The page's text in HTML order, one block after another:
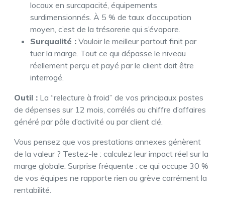
locaux en surcapacité, équipements
surdimensionnés. À 5 % de taux d’occupation
moyen, c’est de la trésorerie qui s’évapore.
Surqualité : Vouloir le meilleur partout finit par
tuer la marge. Tout ce qui dépasse le niveau
réellement perçu et payé par le client doit être
interrogé.
Outil : La “relecture à froid” de vos principaux postes
de dépenses sur 12 mois, corrélés au chiffre d’affaires
généré par pôle d’activité ou par client clé.
Vous pensez que vos prestations annexes génèrent
de la valeur ? Testez-le : calculez leur impact réel sur la
marge globale. Surprise fréquente : ce qui occupe 30 %
de vos équipes ne rapporte rien ou grève carrément la
rentabilité.